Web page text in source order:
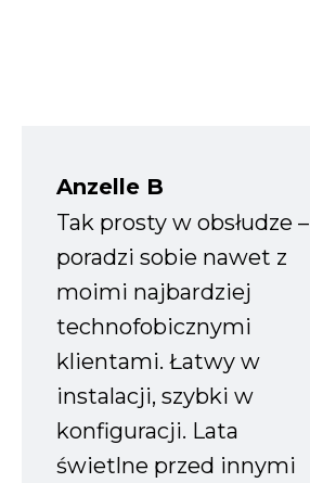
Anzelle B
Tak prosty w obsłudze –
poradzi sobie nawet z
moimi najbardziej
technofobicznymi
klientami. Łatwy w
instalacji, szybki w
konfiguracji. Lata
świetlne przed innymi